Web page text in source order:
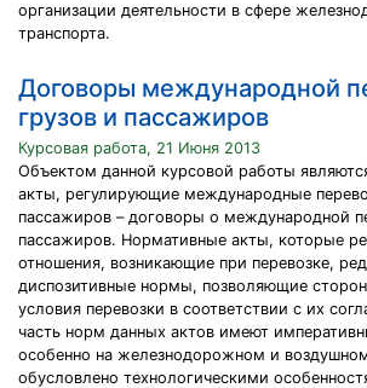
организации деятельности в сфере
транспорта.
Договоры международной
грузов и пассажиров
Курсовая работа, 21 Июня 2013
Объектом данной курсовой работы
акты, регулирующие международные
пассажиров – договоры о международной
пассажиров. Нормативные акты, которые
отношения, возникающие при перевозке,
диспозитивные нормы, позволяющие
условия перевозки в соответствии с их
часть норм данных актов имеют
особенно на железнодорожном и
обусловлено технологическими